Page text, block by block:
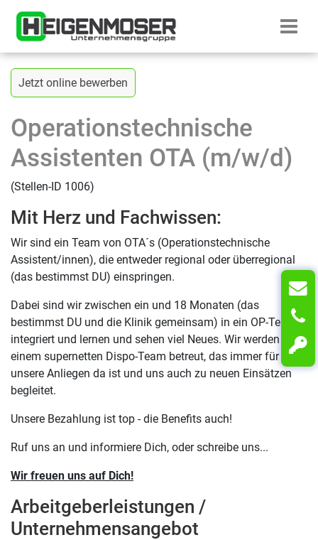
Startseite
Zurück zur vorherigen Seite
Jetzt online bewerben
Operationstechnische
Assistenten OTA (m/w/d)
(Stellen-ID 1006)
Mit Herz und Fachwissen:
Wir sind ein Team von OTA´s (Operationstechnische
Assistent/innen), die entweder regional oder überregional
(das bestimmst DU) einspringen.
Dabei sind wir zwischen ein und 18 Monaten (das
bestimmst DU und die Klinik gemeinsam) in ein OP-Team
integriert und lernen und sehen viel Neues. Wir werden von
einem supernetten Dispo-Team betreut, das immer für
unsere Anliegen da ist und uns auch zu neuen Einsätzen
begleitet.
Unsere Bezahlung ist top - die Benefits auch!
Ruf uns an und informiere Dich, oder schreibe uns...
Wir freuen uns auf Dich!
Arbeitgeberleistungen /
Unternehmensangebot